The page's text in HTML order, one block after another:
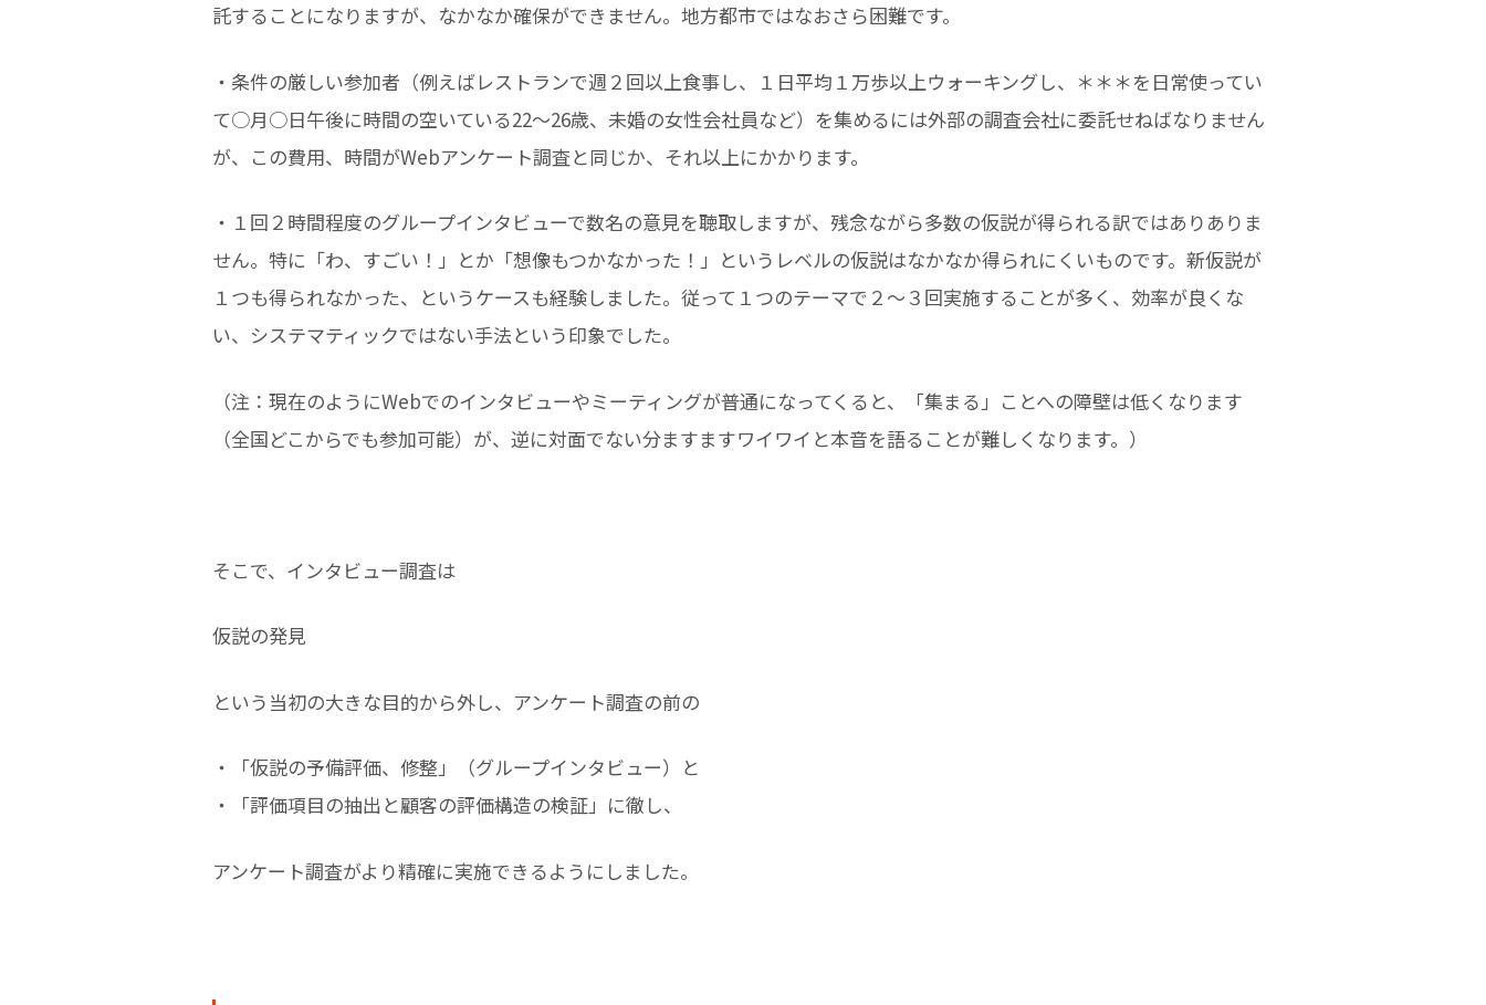
託することになりますが、なかなか確保ができません。地方都市ではなおさら困難です。
・条件の厳しい参加者（例えばレストランで週２回以上食事し、１日平均１万歩以上ウォーキングし、＊＊＊を日常使ってい
て○月○日午後に時間の空いている22～26歳、未婚の女性会社員など）を集めるには外部の調査会社に委託せねばなりません
が、この費用、時間がWebアンケート調査と同じか、それ以上にかかります。
・１回２時間程度のグループインタビューで数名の意見を聴取しますが、残念ながら多数の仮説が得られる訳ではありありま
せん。特に「わ、すごい！」とか「想像もつかなかった！」というレベルの仮説はなかなか得られにくいものです。新仮説が
１つも得られなかった、というケースも経験しました。従って１つのテーマで２～３回実施することが多く、効率が良くな
い、システマティックではない手法という印象でした。
（注：現在のようにWebでのインタビューやミーティングが普通になってくると、「集まる」ことへの障壁は低くなります
（全国どこからでも参加可能）が、逆に対面でない分ますますワイワイと本音を語ることが難しくなります。）
そこで、インタビュー調査は
仮説の発見
という当初の大きな目的から外し、アンケート調査の前の
・「仮説の予備評価、修整」（グループインタビュー）と
・「評価項目の抽出と顧客の評価構造の検証」に徹し、
アンケート調査がより精確に実施できるようにしました。